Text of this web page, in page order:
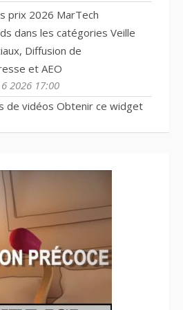
prix 2026 MarTech
dans les catégories Veille
Diffusion de
et AEO
2026 17:00
de vidéos Obtenir ce widget